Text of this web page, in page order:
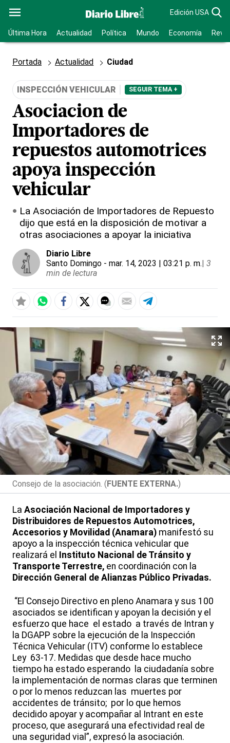
Edición USA
Última Hora Actualidad Política Mundo Economía
Portada Actualidad Ciudad
INSPECCIÓN VEHICULAR SEGUIR TEMA +
Asociacion de
Importadores de
repuestos automotrices
apoya inspección
vehicular
La Asociación de Importadores de Repuesto
dijo que está en la disposición de motivar a
otras asociaciones a apoyar la iniciativa
Diario Libre
Santo Domingo - mar. 14, 2023 | 03:21 p. m.| 3
min de lectura
Consejo de la asociación. (FUENTE EXTERNA.)
La Asociación Nacional de Importadores y
Distribuidores de Repuestos Automotrices,
Accesorios y Movilidad (Anamara) manifestó su
apoyo a la inspección técnica vehicular que
realizará el
Instituto Nacional de Tránsito y
Transporte Terrestre, en coordinación con la
Dirección General de Alianzas Público Privadas.
“El Consejo Directivo en pleno Anamara y sus 100
asociados se identifican y apoyan la decisión y el
esfuerzo que hace el estado a través de Intran y
la DGAPP sobre la ejecución de la Inspección
Técnica Vehicular (ITV) conforme lo establece
Ley 63-17. Medidas que desde hace mucho
tiempo ha estado esperando la ciudadanía sobre
la implementación de normas claras que terminen
o por lo menos reduzcan las muertes por
accidentes de tránsito; por lo que hemos
decidido apoyar y acompañar al Intrant en este
proceso, que asegurará una efectividad real de
una seguridad vial”, expresó la asociación.